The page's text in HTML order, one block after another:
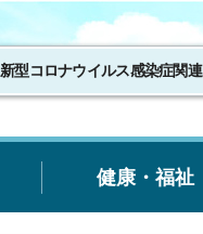
新型コロナウイルス感染症関連
健康・福祉